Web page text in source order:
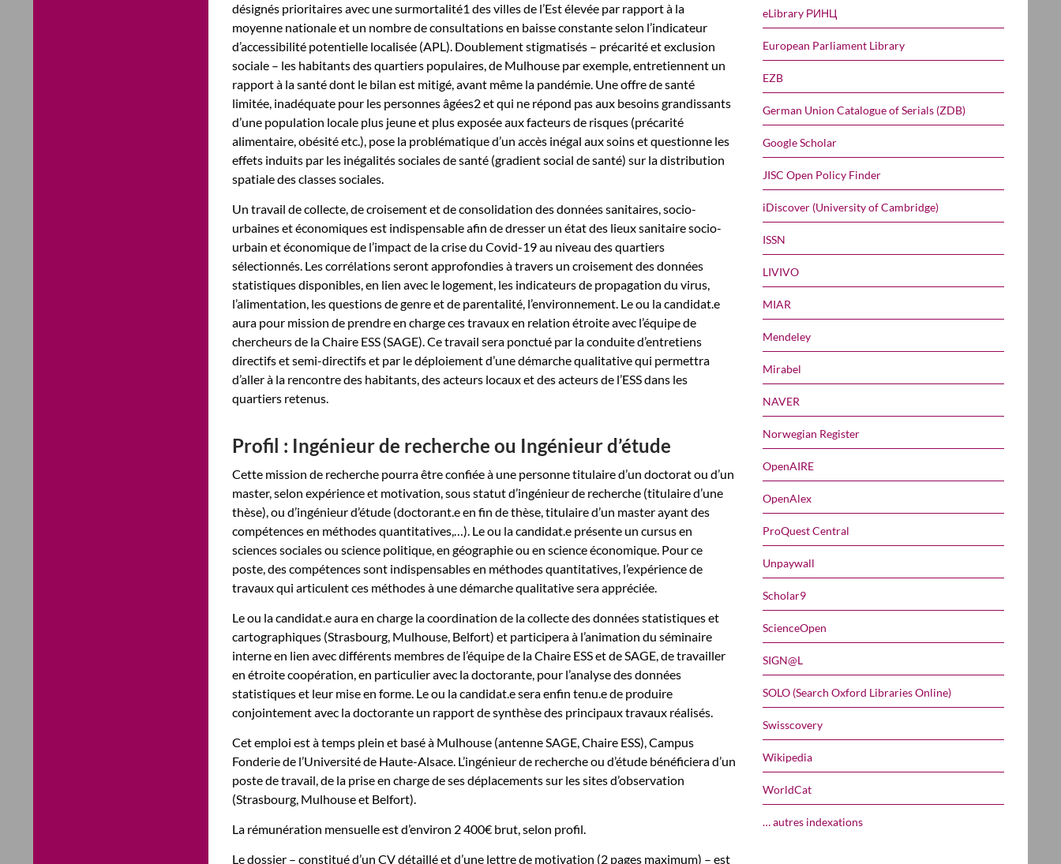
désignés prioritaires avec une surmortalité1 des villes de l’Est élevée par rapport à la
moyenne nationale et un nombre de consultations en baisse constante selon l’indicateur
d’accessibilité potentielle localisée (APL). Doublement stigmatisés – précarité et exclusion
sociale – les habitants des quartiers populaires, de Mulhouse par exemple, entretiennent un
rapport à la santé dont le bilan est mitigé, avant même la pandémie. Une offre de santé
limitée, inadéquate pour les personnes âgées2 et qui ne répond pas aux besoins grandissants
d’une population locale plus jeune et plus exposée aux facteurs de risques (précarité
alimentaire, obésité etc.), pose la problématique d’un accès inégal aux soins et questionne les
effets induits par les inégalités sociales de santé (gradient social de santé) sur la distribution
spatiale des classes sociales.
Un travail de collecte, de croisement et de consolidation des données sanitaires, socio-
urbaines et économiques est indispensable afin de dresser un état des lieux sanitaire socio-
urbain et économique de l’impact de la crise du Covid-19 au niveau des quartiers
sélectionnés. Les corrélations seront approfondies à travers un croisement des données
statistiques disponibles, en lien avec le logement, les indicateurs de propagation du virus,
l’alimentation, les questions de genre et de parentalité, l’environnement. Le ou la candidat.e
aura pour mission de prendre en charge ces travaux en relation étroite avec l’équipe de
chercheurs de la Chaire ESS (SAGE). Ce travail sera ponctué par la conduite d’entretiens
directifs et semi-directifs et par le déploiement d’une démarche qualitative qui permettra
d’aller à la rencontre des habitants, des acteurs locaux et des acteurs de l’ESS dans les
quartiers retenus.
Profil : Ingénieur de recherche ou Ingénieur d’étude
Cette mission de recherche pourra être confiée à une personne titulaire d’un doctorat ou d’un
master, selon expérience et motivation, sous statut d’ingénieur de recherche (titulaire d’une
thèse), ou d’ingénieur d’étude (doctorant.e en fin de thèse, titulaire d’un master ayant des
compétences en méthodes quantitatives,…). Le ou la candidat.e présente un cursus en
sciences sociales ou science politique, en géographie ou en science économique. Pour ce
poste, des compétences sont indispensables en méthodes quantitatives, l’expérience de
travaux qui articulent ces méthodes à une démarche qualitative sera appréciée.
Le ou la candidat.e aura en charge la coordination de la collecte des données statistiques et
cartographiques (Strasbourg, Mulhouse, Belfort) et participera à l’animation du séminaire
interne en lien avec différents membres de l’équipe de la Chaire ESS et de SAGE, de travailler
en étroite coopération, en particulier avec la doctorante, pour l’analyse des données
statistiques et leur mise en forme. Le ou la candidat.e sera enfin tenu.e de produire
conjointement avec la doctorante un rapport de synthèse des principaux travaux réalisés.
Cet emploi est à temps plein et basé à Mulhouse (antenne SAGE, Chaire ESS), Campus
Fonderie de l’Université de Haute-Alsace. L’ingénieur de recherche ou d’étude bénéficiera d’un
poste de travail, de la prise en charge de ses déplacements sur les sites d’observation
(Strasbourg, Mulhouse et Belfort).
La rémunération mensuelle est d’environ 2 400€ brut, selon profil.
Le dossier – constitué d’un CV détaillé et d’une lettre de motivation (2 pages maximum) – est
eLibrary РИНЦ
European Parliament Library
EZB
German Union Catalogue of Serials (ZDB)
Google Scholar
JISC Open Policy Finder
iDiscover (University of Cambridge)
ISSN
LIVIVO
MIAR
Mendeley
Mirabel
NAVER
Norwegian Register
OpenAIRE
OpenAlex
ProQuest Central
Unpaywall
Scholar9
ScienceOpen
SIGN@L
SOLO (Search Oxford Libraries Online)
Swisscovery
Wikipedia
WorldCat
… autres indexations